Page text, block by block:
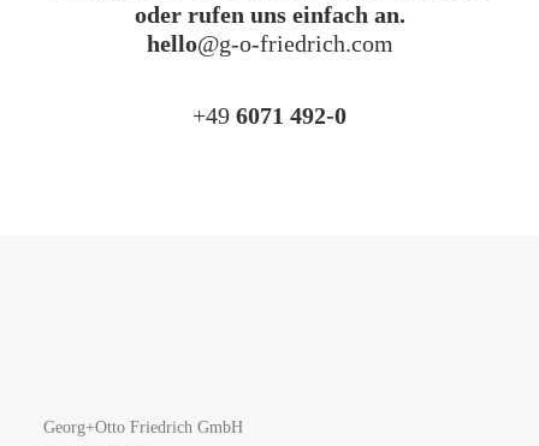
oder rufen uns einfach an.
hello@g-o-friedrich.com
+49 6071 492-0
Georg+Otto Friedrich GmbH